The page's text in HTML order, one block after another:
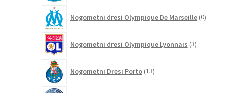
Nogometni dresi Olympique De Marseille 0
Nogometni dresi Olympique Lyonnais 3izdelki
Nogometni Dresi Porto 13izdelkov